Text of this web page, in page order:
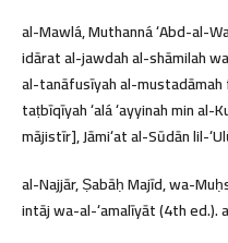
al-Mawlá, Muthanná ʻAbd-al-
idārat al-jawdah al-shāmilah
al-tanāfusīyah al-
taṭbīqīyah ʻalá ʻayyinah min
mājistīr], Jāmiʻat al-Sūdān lil-
al-Najjār, Ṣabāḥ Majīd, wa-
intāj wa-al-ʻamalīyāt (4th ed.).